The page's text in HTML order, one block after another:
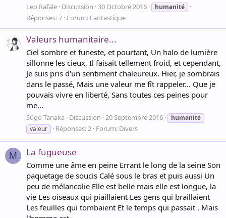
Leo Rafale Discussion 30 Octobre 2016 humanité
Réponses: 7 Forum: Fantastique
Valeurs humanitaire...
Ciel sombre et funeste, et pourtant, Un halo de lumière
sillonne les cieux, Il faisait tellement froid, et cependant,
Je suis pris d'un sentiment chaleureux. Hier, je sombrais
dans le passé, Mais une valeur me fît rappeler... Que je
pouvais vivre en liberté, Sans toutes ces peines pour
me...
Sûgo Tanaka Discussion 20 Septembre 2016
humanité
valeur
Réponses: 2 Forum: Divers
M La fugueuse
Comme une âme en peine Errant le long de la seine Son
paquetage de soucis Calé sous le bras et puis aussi Un
peu de mélancolie Elle est belle mais elle est longue, la
vie Les oiseaux qui piaillaient Les gens qui braillaient
Les feuilles qui tombaient Et le temps qui passait . Mais